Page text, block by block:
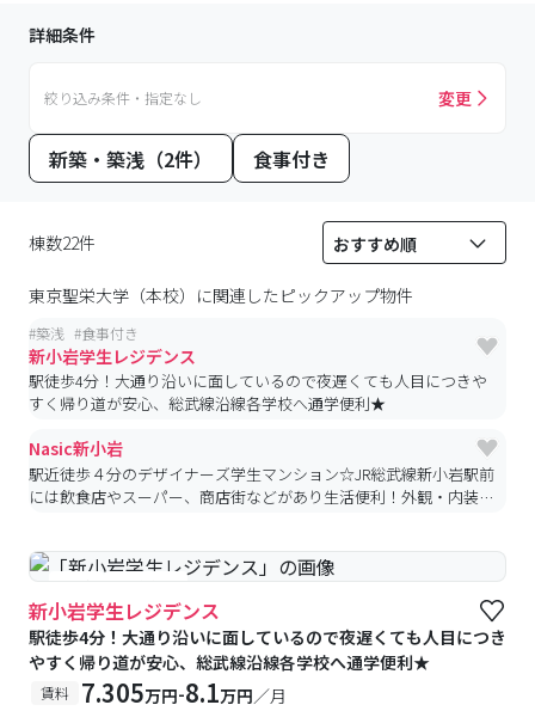
詳細条件
絞り込み条件・指定なし 変更
新築・築浅（2件） 食事付き
棟数22件
東京聖栄大学（本校） に関連したピックアップ物件
#築浅 #食事付き
新小岩学生レジデンス
駅徒歩4分！大通り沿いに面しているので夜遅くても人目につきや
すく帰り道が安心、総武線沿線各学校へ通学便利★
Nasic新小岩
駅近徒歩４分のデザイナーズ学生マンション☆JR総武線新小岩駅前
には飲食店やスーパー、商店街などがあり生活便利！外観・内装と
#築浅 #食事付き
新小岩学生レジデンス
駅徒歩4分！大通り沿いに面しているので夜遅くても人目につき
やすく帰り道が安心、総武線沿線各学校へ通学便利★
賃料 7.305万円-8.1万円／月